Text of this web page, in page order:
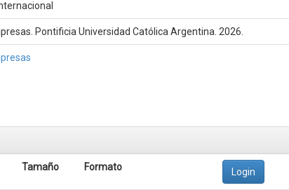
Pontificia Universidad Católica Argentina. 2026.
Tamaño Formato Login